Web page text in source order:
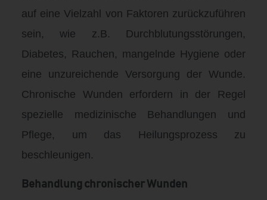
auf eine Vielzahl von Faktoren zurückzuführen
sein, wie z.B. Durchblutungsstörungen,
Diabetes, Rauchen, mangelnde Hygiene oder
eine unzureichende Versorgung der Wunde.
Chronische Wunden erfordern in der Regel
spezielle medizinische Behandlungen und
Pflege, um das Heilungsprozess zu
beschleunigen.
Behandlung chronischer Wunden